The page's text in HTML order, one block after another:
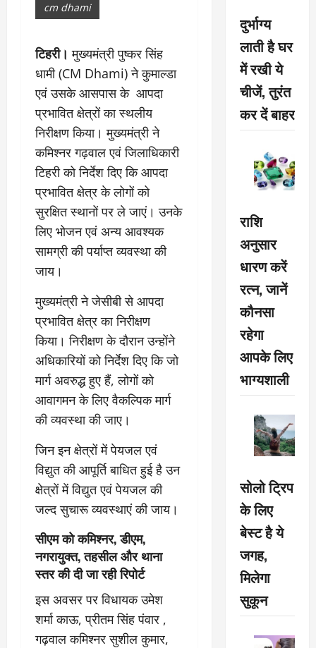
cm dhami
टिहरी। मुख्यमंत्री पुष्कर सिंह
धामी (CM Dhami) ने कुमाल्डा
एवं उसके आसपास के आपदा
प्रभावित क्षेत्रों का स्थलीय
निरीक्षण किया। मुख्यमंत्री ने
कमिश्नर गढ़वाल एवं जिलाधिकारी
टिहरी को निर्देश दिए कि आपदा
प्रभावित क्षेत्र के लोगों को
सुरक्षित स्थानों पर ले जाएं। उनके
लिए भोजन एवं अन्य आवश्यक
सामग्री की पर्याप्त व्यवस्था की
जाय।
मुख्यमंत्री ने जेसीबी से आपदा
प्रभावित क्षेत्र का निरीक्षण
किया। निरीक्षण के दौरान उन्होंने
अधिकारियों को निर्देश दिए कि जो
मार्ग अवरुद्ध हुए हैं, लोगों को
आवागमन के लिए वैकल्पिक मार्ग
की व्यवस्था की जाए।
जिन इन क्षेत्रों में पेयजल एवं
विद्युत की आपूर्ति बाधित हुई है उन
क्षेत्रों में विद्युत एवं पेयजल की
जल्द सुचारू व्यवस्थाएं की जाय।
सीएम को कमिश्नर, डीएम,
नगरायुक्त, तहसील और थाना
स्तर की दी जा रही रिपोर्ट
इस अवसर पर विधायक उमेश
शर्मा काऊ, प्रीतम सिंह पंवार ,
गढ़वाल कमिश्नर सुशील कुमार,
दुर्भाग्य
लाती है घर
में रखी ये
चीजें, तुरंत
कर दें बाहर
राशि
अनुसार
धारण करें
रत्न, जानें
कौनसा
रहेगा
आपके लिए
भाग्यशाली
सोलो ट्रिप
के लिए
बेस्ट है ये
जगह,
मिलेगा
सुकून